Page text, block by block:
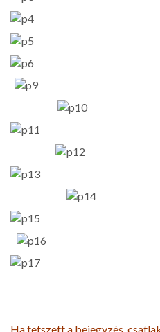
Ha tetszett a bejegyzés,